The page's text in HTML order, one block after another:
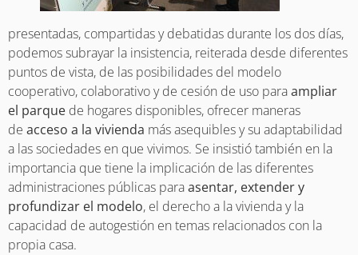
presentadas, compartidas y debatidas durante los dos días,
podemos subrayar la insistencia, reiterada desde diferentes
puntos de vista, de las posibilidades del modelo
cooperativo, colaborativo y de cesión de uso paraampliar
el parque de hogares disponibles, ofrecer maneras
de acceso a la vivienda más asequibles y su adaptabilidad
a las sociedades en que vivimos. Se insistió también en la
importancia que tiene la implicación de las diferentes
administraciones públicas paraasentar, extender y
profundizar el modelo, el derecho a la vivienda y la
capacidad de autogestión en temas relacionados con la
propia casa.